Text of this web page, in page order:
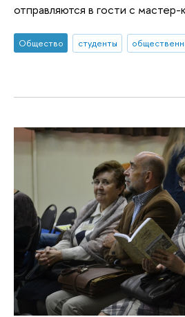
отправляются в гости с мастер-
Общество студенты